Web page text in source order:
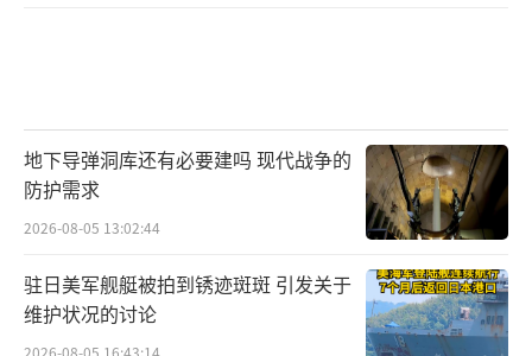
地下导弹洞库还有必要建吗 现代战争的
防护需求
2026-08-05 13:02:44
驻日美军舰艇被拍到锈迹斑斑 引发关于
维护状况的讨论